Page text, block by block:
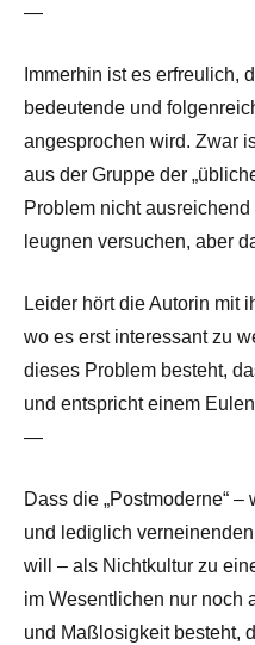
—
Immerhin ist es erfreulich,
bedeutende und
angesprochen wird. Zwar
aus der Gruppe der
Problem nicht
leugnen versuchen, aber
Leider hört die Autorin mit
wo es erst interessant zu
dieses Problem besteht,
und entspricht einem
—
Dass die „Postmoderne“
und lediglich
will – als Nichtkultur zu
im Wesentlichen nur noch
und Maßlosigkeit besteht,